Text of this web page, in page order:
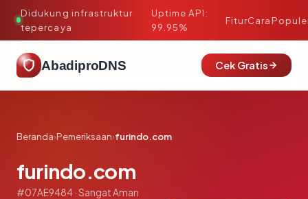
Didukung infrastruktur
tepercaya
·
Uptime API:
99.95%
FiturCara
AbadiproDNS Cek Gratis
Beranda›Pemeriksaan›furindo.com
furindo.com
#07AE9484 · Sangat Aman